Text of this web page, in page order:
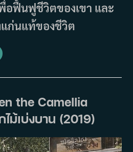
อฟื้นฟูชีวิตของเขา และ
แก่นแท้ของชีวิต
the Camellia
ม้เบ่งบาน (2019)